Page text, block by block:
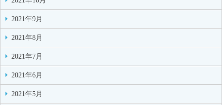
2021年9月
2021年8月
2021年7月
2021年6月
2021年5月